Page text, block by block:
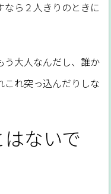
ら２人きりのときに
う大人なんだし、誰か
これ突っ込んだりしな
ないで